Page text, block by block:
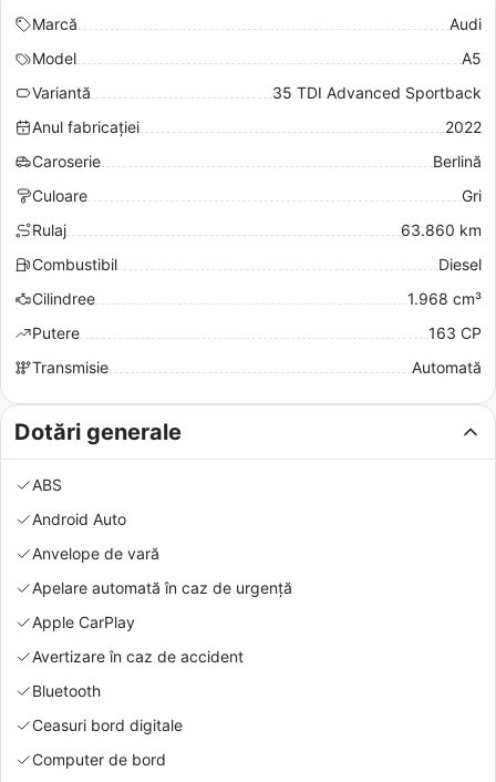
Marcă
Audi
Model
A5
Variantă
35 TDI Advanced Sportback
Anul fabricației
2022
Caroserie
Berlină
Culoare
Gri
Rulaj
63.860 km
Combustibil
Diesel
Cilindree
1.968 cm³
Putere
163 CP
Transmisie
Automată
Dotări generale
ABS
Android Auto
Anvelope de vară
Apelare automată în caz de urgență
Apple CarPlay
Avertizare în caz de accident
Bluetooth
Ceasuri bord digitale
Computer de bord